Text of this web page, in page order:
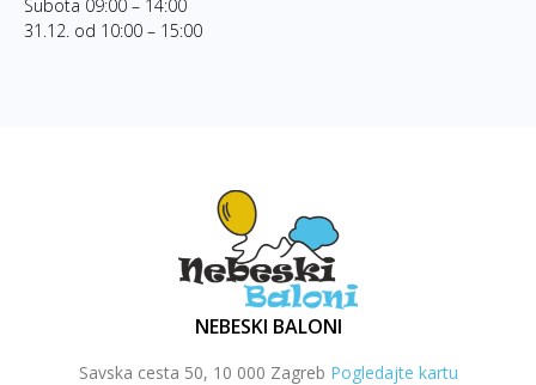
Subota 09:00 – 14:00
31.12. od 10:00 – 15:00
NEBESKI BALONI
Savska cesta 50, 10 000 Zagreb Pogledajte kartu